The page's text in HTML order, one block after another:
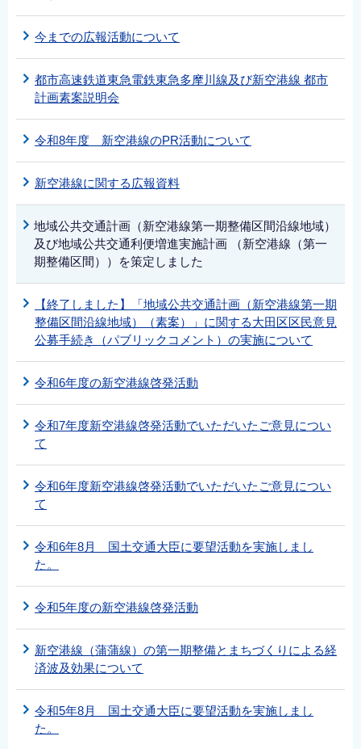
今までの広報活動について
都市高速鉄道東急電鉄東急多摩川線及び新空港線 都市
計画素案説明会
令和8年度 新空港線のPR活動について
新空港線に関する広報資料
地域公共交通計画（新空港線第一期整備区間沿線地域）
及び地域公共交通利便増進実施計画 （新空港線（第一
期整備区間））を策定しました
【終了しました】「地域公共交通計画（新空港線第一期
整備区間沿線地域）（素案）」に関する大田区区民意見
公募手続き（パブリックコメント）の実施について
令和6年度の新空港線啓発活動
令和7年度新空港線啓発活動でいただいたご意見につい
て
令和6年度新空港線啓発活動でいただいたご意見につい
て
令和6年8月 国土交通大臣に要望活動を実施しまし
た。
令和5年度の新空港線啓発活動
新空港線（蒲蒲線）の第一期整備とまちづくりによる経
済波及効果について
令和5年8月 国土交通大臣に要望活動を実施しまし
た。